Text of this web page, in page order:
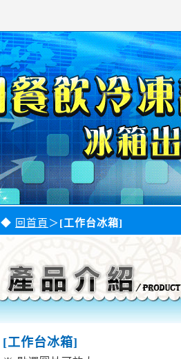
◆ 回首頁 ＞[工作台冰箱]
[工作台冰箱]